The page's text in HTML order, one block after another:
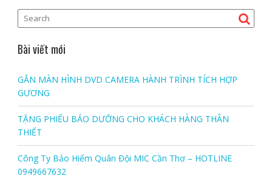
Bài viết mới
GẮN MÀN HÌNH DVD CAMERA HÀNH TRÌNH TÍCH HỢP
GƯƠNG
TẶNG PHIẾU BẢO DƯỠNG CHO KHÁCH HÀNG THÂN
THIẾT
Công Ty Bảo Hiểm Quân Đội MIC Cần Thơ – HOTLINE
0949667632